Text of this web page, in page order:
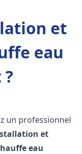
et
eau
un professionnel
et
eau